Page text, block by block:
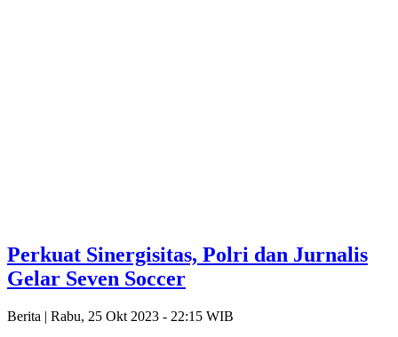
Perkuat Sinergisitas, Polri dan Jurnalis
Gelar Seven Soccer
Berita | Rabu, 25 Okt 2023 - 22:15 WIB